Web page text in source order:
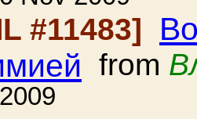
#11483]
from